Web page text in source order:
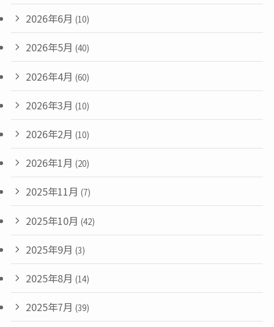
2026年6月 (10)
2026年5月 (40)
2026年4月 (60)
2026年3月 (10)
2026年2月 (10)
2026年1月 (20)
2025年11月 (7)
2025年10月 (42)
2025年9月 (3)
2025年8月 (14)
2025年7月 (39)